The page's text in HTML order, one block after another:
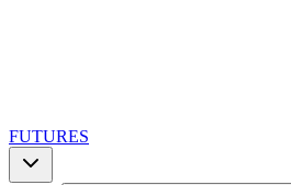
FUTURES